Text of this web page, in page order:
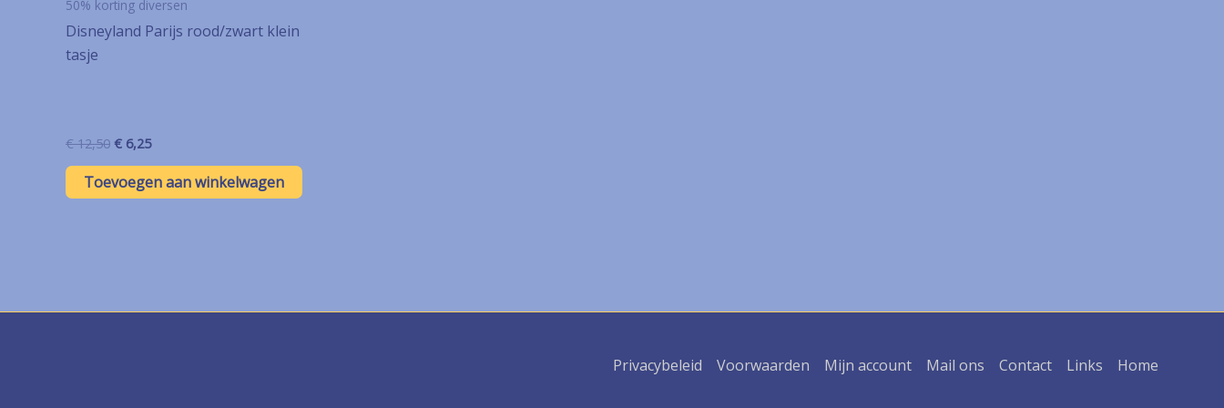
50% korting diversen
Disneyland Parijs rood/zwart klein
tasje
€12,50 Oorspronkelijke
was:
€ 12,50.
€ 6,25Huidige
is:
€ 6,25.
Toevoegen aan winkelwagen
Privacybeleid Voorwaarden Mijn account Mail ons Contact Links Home